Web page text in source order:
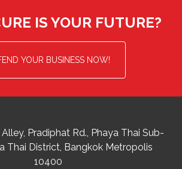
IS YOUR FUTURE?
YOUR BUSINESS NOW!
Pradiphat Rd., Phaya Thai Sub-
Thai District, Bangkok Metropolis
10400